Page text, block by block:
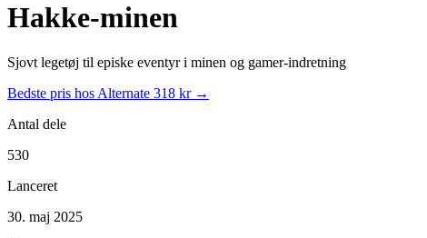
Hakke-minen
Sjovt legetøj til episke eventyr i minen og gamer-indretning
Bedste pris hos Alternate 318 kr →
Antal dele
530
Lanceret
30. maj 2025